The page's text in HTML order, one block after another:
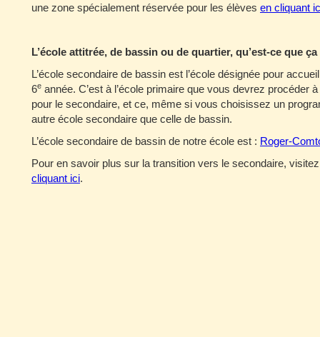
une zone spécialement réservée pour les élèves en cliquant
L’école attitrée, de bassin ou de quartier, qu’est-ce que
L’école secondaire de bassin est l’école désignée pour
6e année. C’est à l’école primaire que vous devrez procéder
pour le secondaire, et ce, même si vous choisissez un
autre école secondaire que celle de bassin.
L’école secondaire de bassin de notre école est : Roger-
Pour en savoir plus sur la transition vers le secondaire,
cliquant ici.